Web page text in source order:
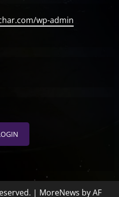
wp-admin
| MoreNews by AF